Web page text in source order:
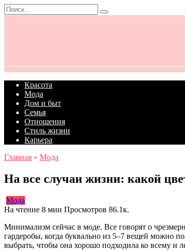
Перейти
к
Search
for:
Красота
Мода
Дом и быт
Семья
Отношения
Стиль жизни
Карьера
Главная » Мода
На все случаи жизни: какой
Мода
На чтение 8 мин Просмотров 86.1к.
Минимализм сейчас в моде. Все говорят о
гардеробы, когда буквально из 5–7 вещей можно
выбрать, чтобы она хорошо подходила ко всему и